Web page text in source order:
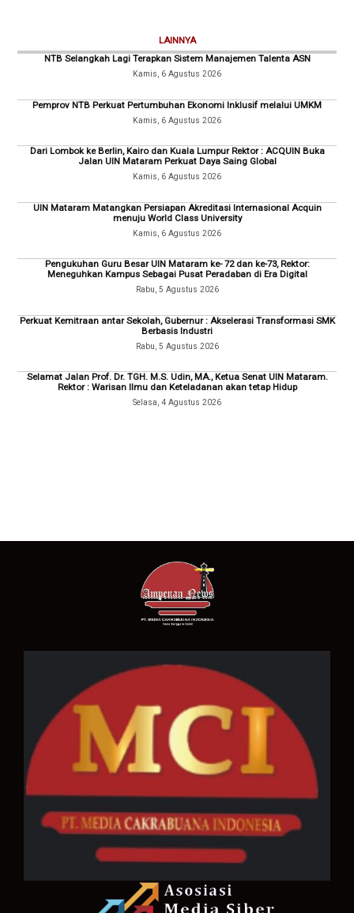
LAINNYA
NTB Selangkah Lagi Terapkan Sistem Manajemen Talenta ASN
Kamis, 6 Agustus 2026
Pemprov NTB Perkuat Pertumbuhan Ekonomi Inklusif melalui UMKM
Kamis, 6 Agustus 2026
Dari Lombok ke Berlin, Kairo dan Kuala Lumpur Rektor : ACQUIN Buka
Jalan UIN Mataram Perkuat Daya Saing Global
Kamis, 6 Agustus 2026
UIN Mataram Matangkan Persiapan Akreditasi Internasional Acquin
menuju World Class University
Kamis, 6 Agustus 2026
Pengukuhan Guru Besar UIN Mataram ke- 72 dan ke-73, Rektor:
Meneguhkan Kampus Sebagai Pusat Peradaban di Era Digital
Rabu, 5 Agustus 2026
Perkuat Kemitraan antar Sekolah, Gubernur : Akselerasi Transformasi SMK
Berbasis Industri
Rabu, 5 Agustus 2026
Selamat Jalan Prof. Dr. TGH. M.S. Udin, MA., Ketua Senat UIN Mataram.
Rektor : Warisan Ilmu dan Keteladanan akan tetap Hidup
Selasa, 4 Agustus 2026